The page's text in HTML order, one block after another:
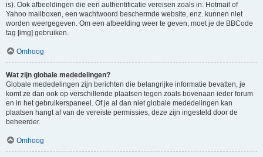
is). Ook afbeeldingen die een authentificatie vereisen zoals in: Hotmail of
Yahoo mailboxen, een wachtwoord beschermde website, enz. kunnen niet
worden weergegeven. Om een afbeelding weer te geven, moet je de BBCode
tag [img] gebruiken.
Omhoog
Wat zijn globale mededelingen?
Globale mededelingen zijn berichten die belangrijke informatie bevatten, je
komt ze dan ook op verschillende plaatsen tegen zoals bovenaan ieder forum
en in het gebruikerspaneel. Of je al dan niet globale mededelingen kan
plaatsen hangt af van de vereiste permissies, deze zijn ingesteld door de
beheerder.
Omhoog